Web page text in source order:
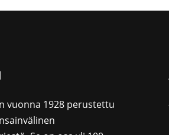
vuonna 1928 perustettu